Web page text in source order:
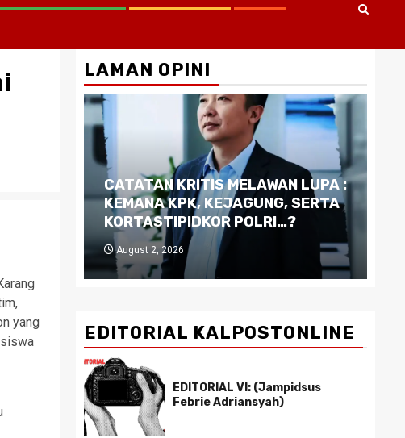
yang
LAMAN OPINI
CATATAN KRITIS MELAWAN LUPA :
KEMANA KPK, KEJAGUNG, SERTA
KORTASTIPIDKOR POLRI…?
August 2, 2026
EDITORIAL KALPOSTONLINE
EDITORIAL VI: (Jampidsus
Febrie Adriansyah)